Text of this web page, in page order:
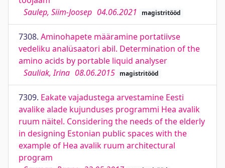
Saulep, Siim-Joosep 04.06.2021 magistritööd
7308. Aminohapete määramine portatiivse
vedeliku analüsaatori abil. Determination of the
amino acids by portable liquid analyser
Sauliak, Irina 08.06.2015 magistritööd
7309. Eakate vajadustega arvestamine Eesti
avalike alade kujunduses programmi Hea avalik
ruum näitel. Considering the needs of the elderly
in designing Estonian public spaces with the
example of Hea avalik ruum architectural
program